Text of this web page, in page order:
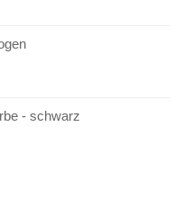
1.00.
2.25.
- schwarz